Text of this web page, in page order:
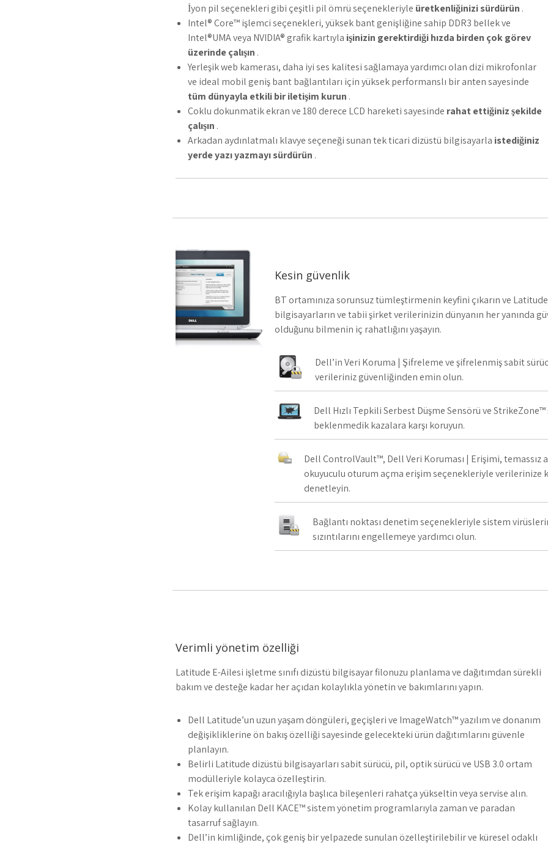
İyon pil seçenekleri gibi çeşitli pil ömrü seçenekleriyle üretkenliğinizi sürdürün .
Intel® Core™ işlemci seçenekleri, yüksek bant genişliğine sahip DDR3 bellek ve
Intel®UMA veya NVIDIA® grafik kartıyla işinizin gerektirdiği hızda birden çok görev
üzerinde çalışın .
Yerleşik web kamerası, daha iyi ses kalitesi sağlamaya yardımcı olan dizi mikrofonlar
ve ideal mobil geniş bant bağlantıları için yüksek performanslı bir anten sayesinde
tüm dünyayla etkili bir iletişim kurun .
Çoklu dokunmatik ekran ve 180 derece LCD hareketi sayesinde rahat ettiğiniz şekilde
çalışın .
Arkadan aydınlatmalı klavye seçeneği sunan tek ticari dizüstü bilgisayarla istediğiniz
yerde yazı yazmayı sürdürün .
Kesin güvenlik
BT ortamınıza sorunsuz tümleştirmenin keyfini çıkarın ve
bilgisayarların ve tabii şirket verilerinizin dünyanın her yanında
olduğunu bilmenin iç rahatlığını yaşayın.
Dell’in Veri Koruma | Şifreleme ve şifrelenmiş sabit
verileriniz güvenliğinden emin olun.
Dell Hızlı Tepkili Serbest Düşme Sensörü ve
beklenmedik kazalara karşı koruyun.
Dell ControlVault™, Dell Veri Koruması | Erişimi, temassız
okuyuculu oturum açma erişim seçenekleriyle
denetleyin.
Bağlantı noktası denetim seçenekleriyle sistem
sızıntılarını engellemeye yardımcı olun.
Verimli yönetim özelliği
Latitude E-Ailesi işletme sınıfı dizüstü bilgisayar filonuzu planlama ve dağıtımdan sürekli
bakım ve desteğe kadar her açıdan kolaylıkla yönetin ve bakımlarını yapın.
Dell Latitude’un uzun yaşam döngüleri, geçişleri ve ImageWatch™ yazılım ve donanım
değişikliklerine ön bakış özelliği sayesinde gelecekteki ürün dağıtımlarını güvenle
planlayın.
Belirli Latitude dizüstü bilgisayarları sabit sürücü, pil, optik sürücü ve USB 3.0 ortam
modülleriyle kolayca özelleştirin.
Tek erişim kapağı aracılığıyla başlıca bileşenleri rahatça yükseltin veya servise alın.
Kolay kullanılan Dell KACE™ sistem yönetim programlarıyla zaman ve paradan
tasarruf sağlayın.
Dell’in kimliğinde, çok geniş bir yelpazede sunulan özelleştirilebilir ve küresel odaklı